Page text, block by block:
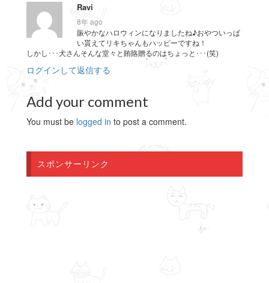
Ravi
8年 ago
賑やかなハロウィンになりましたね♪おやついっぱ
い貰えてリキちゃんもハッピーですね！
しかし･･･犬さんそんな堂々と賄賂贈るのはちょっと･･･(笑)
ログインして返信する
Add your comment
You must be logged in to post a comment.
スポンサーリンク